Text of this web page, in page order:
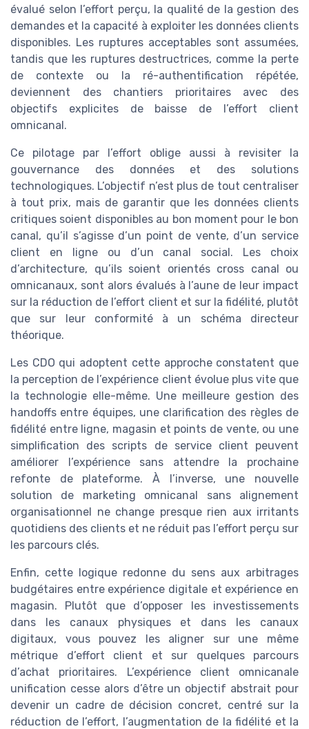
évalué selon l’effort perçu, la qualité de la gestion des
demandes et la capacité à exploiter les données clients
disponibles. Les ruptures acceptables sont assumées,
tandis que les ruptures destructrices, comme la perte
de contexte ou la ré-authentification répétée,
deviennent des chantiers prioritaires avec des
objectifs explicites de baisse de l’effort client
omnicanal.
Ce pilotage par l’effort oblige aussi à revisiter la
gouvernance des données et des solutions
technologiques. L’objectif n’est plus de tout centraliser
à tout prix, mais de garantir que les données clients
critiques soient disponibles au bon moment pour le bon
canal, qu’il s’agisse d’un point de vente, d’un service
client en ligne ou d’un canal social. Les choix
d’architecture, qu’ils soient orientés cross canal ou
omnicanaux, sont alors évalués à l’aune de leur impact
sur la réduction de l’effort client et sur la fidélité, plutôt
que sur leur conformité à un schéma directeur
théorique.
Les CDO qui adoptent cette approche constatent que
la perception de l’expérience client évolue plus vite que
la technologie elle-même. Une meilleure gestion des
handoffs entre équipes, une clarification des règles de
fidélité entre ligne, magasin et points de vente, ou une
simplification des scripts de service client peuvent
améliorer l’expérience sans attendre la prochaine
refonte de plateforme. À l’inverse, une nouvelle
solution de marketing omnicanal sans alignement
organisationnel ne change presque rien aux irritants
quotidiens des clients et ne réduit pas l’effort perçu sur
les parcours clés.
Enfin, cette logique redonne du sens aux arbitrages
budgétaires entre expérience digitale et expérience en
magasin. Plutôt que d’opposer les investissements
dans les canaux physiques et dans les canaux
digitaux, vous pouvez les aligner sur une même
métrique d’effort client et sur quelques parcours
d’achat prioritaires. L’expérience client omnicanale
unification cesse alors d’être un objectif abstrait pour
devenir un cadre de décision concret, centré sur la
réduction de l’effort, l’augmentation de la fidélité et la